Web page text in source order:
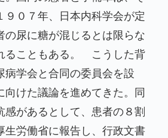
０７年、日本内科学会が定
尿に糖が混じるとは限らな
ることもある。 こうした背
学会と合同の委員会を設
けた議論を進めてきた。同
があるとして、患者の８割
労働省に報告し、行政文書